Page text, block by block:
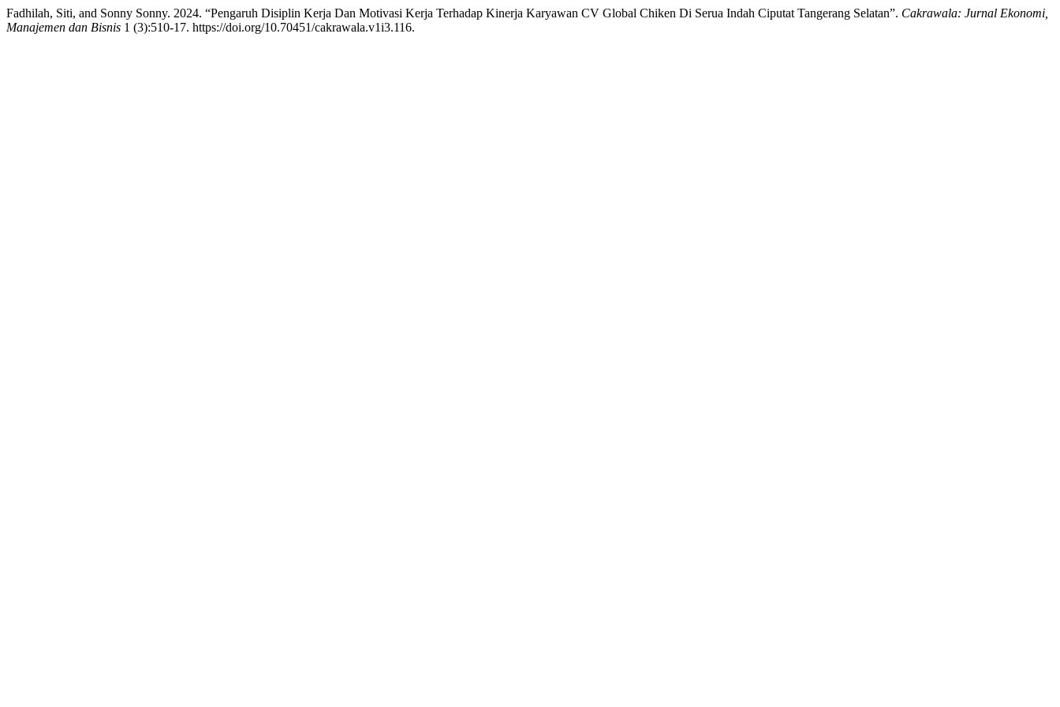
Fadhilah, Siti, and Sonny Sonny. 2024. “Pengaruh Disiplin Kerja Dan Motivasi Kerja Terhadap Kinerja Karyawan CV Global Chiken Di Serua Indah Ciputat Tangerang Selatan”. Cakrawala: Jurnal Ekonomi,
Manajemen dan Bisnis 1 (3):510-17. https://doi.org/10.70451/cakrawala.v1i3.116.